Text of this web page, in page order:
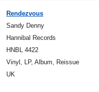
Rendezvous
Sandy Denny
Hannibal Records
HNBL 4422
Vinyl, LP, Album, Reissue
UK